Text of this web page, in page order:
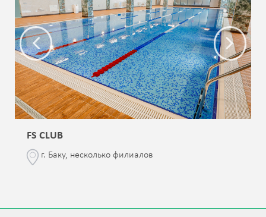
FS CLUB
г. Баку, несколько филиалов